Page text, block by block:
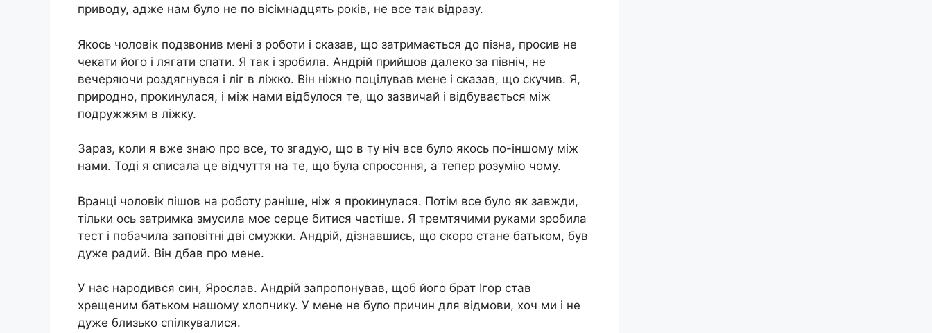
приводу, адже нам було не по вісімнадцять років, не все так відразу.
Якось чоловік подзвонив мені з роботи і сказав, що затримається до пізна, просив не
чекати його і лягати спати. Я так і зробила. Андрій прийшов далеко за північ, не
вечеряючи роздягнувся і ліг в ліжко. Він ніжно поцілував мене і сказав, що скучив. Я,
природно, прокинулася, і між нами відбулося те, що зазвичай і відбувається між
подружжям в ліжку.
Зараз, коли я вже знаю про все, то згадую, що в ту ніч все було якось по-іншому між
нами. Тоді я списала це відчуття на те, що була спросоння, а тепер розумію чому.
Вранці чоловік пішов на роботу раніше, ніж я прокинулася. Потім все було як завжди,
тільки ось затримка змусила моє серце битися частіше. Я тремтячими руками зробила
тест і побачила заповітні дві смужки. Андрій, дізнавшись, що скоро стане батьком, був
дуже радий. Він дбав про мене.
У нас наpoдився син, Ярослав. Андрій запропонував, щоб його брат Ігор став
хрещеним батьком нашому хлопчику. У мене не було причин для відмови, хоч ми і не
дуже близько спілкувалися.